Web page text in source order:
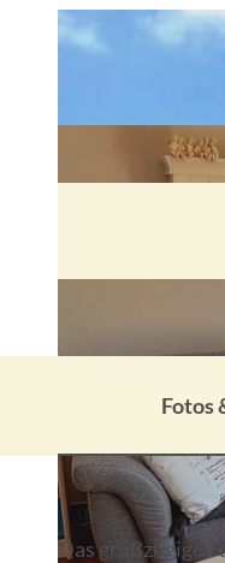
Fotos
Das großzügige